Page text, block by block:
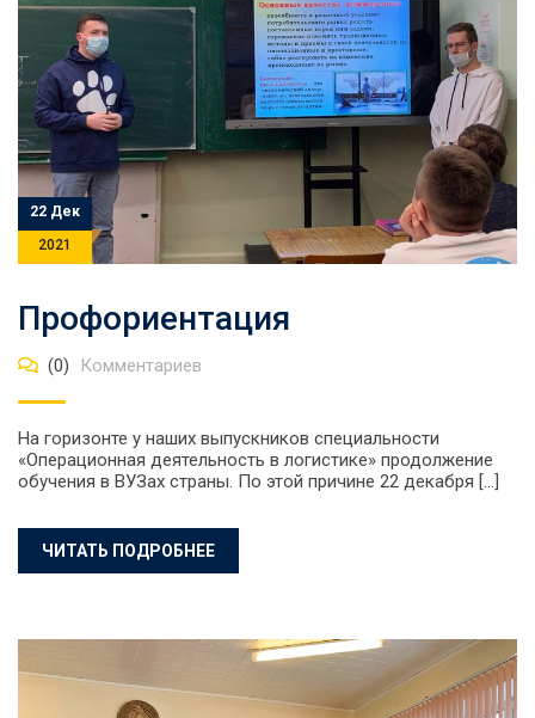
22 Дек
2021
Профориентация
(0) Комментариев
На горизонте у наших выпускников специальности
«Операционная деятельность в логистике» продолжение
обучения в ВУЗах страны. По этой причине 22 декабря […]
ЧИТАТЬ ПОДРОБНЕЕ